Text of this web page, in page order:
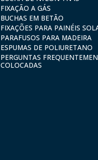
FIXAÇÃO A GÁS
BUCHAS EM BETÃO
FIXAÇÕES PARA PAINÉIS
PARAFUSOS PARA MADEIRA
ESPUMAS DE POLIURETANO
PERGUNTAS
COLOCADAS